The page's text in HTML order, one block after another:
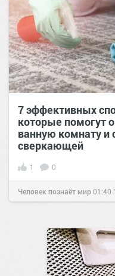
7 эффективных
которые помогут
ванную комнату и
сверкающей
1 0
Человек познаёт мир01:40